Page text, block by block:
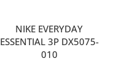
NIKE EVERYDAY
ESSENTIAL 3P DX5075-
010